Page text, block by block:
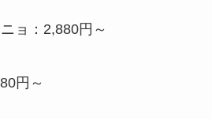
ョ：2,880円～
円～